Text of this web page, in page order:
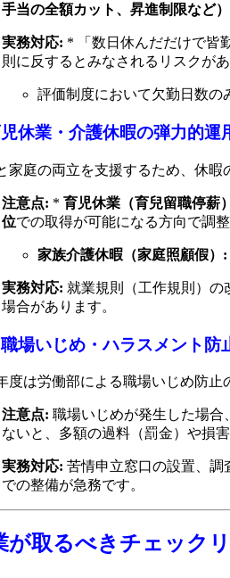
手当の全額カット、昇進制限など
実務対応: * 「数日休んだだけで皆
則に反するとみなされるリスクがあ
評価制度において欠勤日数の
休業・介護休暇の弾力的運
家庭の両立を支援するため、休暇
注意点: * 育児休業（育兒留職停薪
位での取得が可能になる方向で調整
家族介護休暇（家庭照顧假）:
実務対応: 就業規則（工作規則）の
場合があります。
場いじめ・ハラスメント防
度は労働部による職場いじめ防止
注意点: 職場いじめが発生した場合
ないと、多額の過料（罰金）や損
実務対応: 苦情申立窓口の設置、調
での整備が急務です。
が取るべきチェック